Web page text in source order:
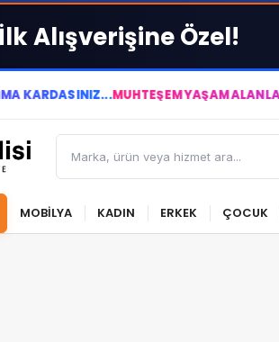
İlk Alışverişine Özel!
MUHTEŞEM YAŞAM ALANLARI
MOBİLYA KADIN ERKEK ÇOCUK